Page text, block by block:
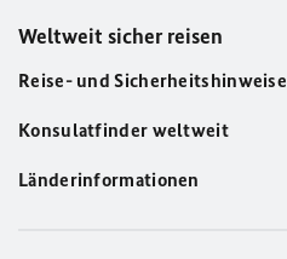
Weltweit sicher reisen
Reise- und Sicherheitshinweise
Konsulatfinder weltweit
Länderinformationen